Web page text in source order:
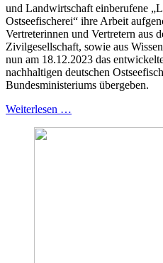
und Landwirtschaft einberufene
Ostseefischerei“ ihre Arbeit
Vertreterinnen und Vertretern aus
Zivilgesellschaft, sowie aus
nun am 18.12.2023 das
nachhaltigen deutschen
Bundesministeriums übergeben.
Weiterlesen …